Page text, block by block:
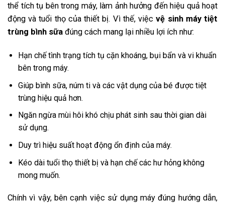
thể tích tụ bên trong máy, làm ảnh hưởng đến hiệu quả hoạt
động và tuổi thọ của thiết bị. Vì thế, việcvệ sinh máy tiệt
trùng bình sữa đúng cách mang lại nhiều lợi ích như:
Hạn chế tình trạng tích tụ cặn khoáng, bụi bẩn và vi khuẩn
bên trong máy.
Giúp bình sữa, núm ti và các vật dụng của bé được tiệt
trùng hiệu quả hơn.
Ngăn ngừa mùi hôi khó chịu phát sinh sau thời gian dài
sử dụng.
Duy trì hiệu suất hoạt động ổn định của máy.
Kéo dài tuổi thọ thiết bị và hạn chế các hư hỏng không
mong muốn.
Chính vì vậy, bên cạnh việc sử dụng máy đúng hướng dẫn,